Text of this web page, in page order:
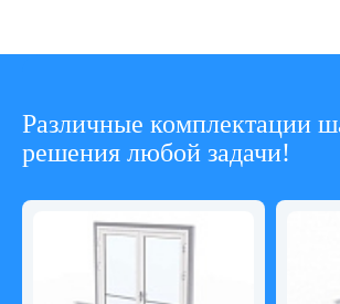
Различные комплектации
решения любой задачи!